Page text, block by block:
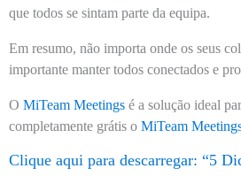
que todos se sintam parte da equipa.
Em resumo, não importa onde os seus
importante manter todos conectados e
O MiTeam Meetings é a solução ideal
completamente grátis o MiTeam
Clique aqui para descarregar: “5